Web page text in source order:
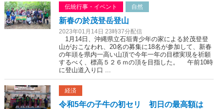
伝統行事・イベント 自然
新春の於茂登岳登山
2023年01月14日 23時37分配信
1月14日、沖縄県立石垣青少年の家による於茂登登
山がおこなわれ、20名の募集に18名が参加して、新春
の年頭を県内一高い山頂で今年一年の目標実現を祈願
するべく、標高５２６ｍの頂を目指した。 午前10時
に登山道入り口 ...
経済
令和5年の子牛の初セリ 初日の最高額は